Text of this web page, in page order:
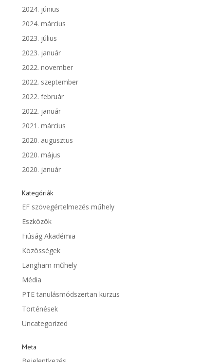
2024. június
2024. március
2023. július
2023. január
2022. november
2022. szeptember
2022. február
2022. január
2021. március
2020. augusztus
2020. május
2020. január
Kategóriák
EF szövegértelmezés műhely
Eszközök
Fiúság Akadémia
Közösségek
Langham műhely
Média
PTE tanulásmódszertan kurzus
Történések
Uncategorized
Meta